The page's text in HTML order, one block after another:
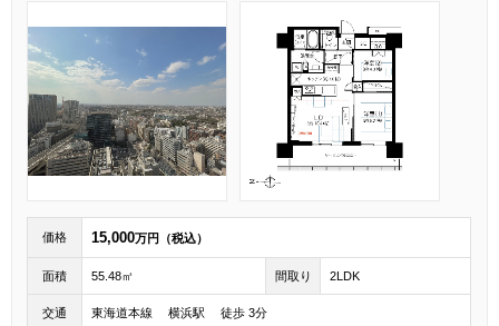
価格 15,000万円（税込）
面積 55.48㎡ 間取り 2LDK
交通 東海道本線 横浜駅 徒歩 3分